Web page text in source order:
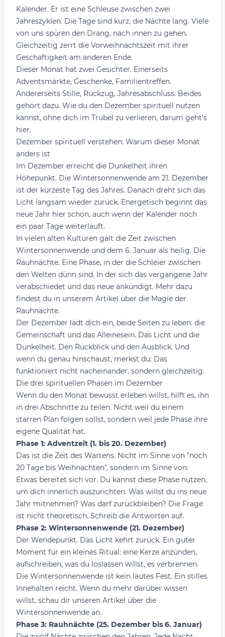
Kalender. Er ist eine Schleuse zwischen zwei
Jahreszyklen. Die Tage sind kurz, die Nächte lang. Viele
von uns spüren den Drang, nach innen zu gehen.
Gleichzeitig zerrt die Vorweihnachtszeit mit ihrer
Geschäftigkeit am anderen Ende.
Dieser Monat hat zwei Gesichter. Einerseits
Adventsmärkte, Geschenke, Familientreffen.
Andererseits Stille, Rückzug, Jahresabschluss. Beides
gehört dazu. Wie du den Dezember spirituell nutzen
kannst, ohne dich im Trubel zu verlieren, darum geht's
hier.
Dezember spirituell verstehen: Warum dieser Monat
anders ist
Im Dezember erreicht die Dunkelheit ihren
Höhepunkt. Die Wintersonnenwende am 21. Dezember
ist der kürzeste Tag des Jahres. Danach dreht sich das
Licht langsam wieder zurück. Energetisch beginnt das
neue Jahr hier schon, auch wenn der Kalender noch
ein paar Tage weiterläuft.
In vielen alten Kulturen galt die Zeit zwischen
Wintersonnenwende und dem 6. Januar als heilig. Die
Rauhnächte. Eine Phase, in der die Schleier zwischen
den Welten dünn sind. In der sich das vergangene Jahr
verabschiedet und das neue ankündigt. Mehr dazu
findest du in unserem Artikel über die Magie der
Rauhnächte.
Der Dezember lädt dich ein, beide Seiten zu leben: die
Gemeinschaft und das Alleinesein. Das Licht und die
Dunkelheit. Den Rückblick und den Ausblick. Und
wenn du genau hinschaust, merkst du: Das
funktioniert nicht nacheinander, sondern gleichzeitig.
Die drei spirituellen Phasen im Dezember
Wenn du den Monat bewusst erleben willst, hilft es, ihn
in drei Abschnitte zu teilen. Nicht weil du einem
starren Plan folgen sollst, sondern weil jede Phase ihre
eigene Qualität hat.
Phase 1: Adventzeit (1. bis 20. Dezember)
Das ist die Zeit des Wartens. Nicht im Sinne von "noch
20 Tage bis Weihnachten", sondern im Sinne von:
Etwas bereitet sich vor. Du kannst diese Phase nutzen,
um dich innerlich auszurichten. Was willst du ins neue
Jahr mitnehmen? Was darf zurückbleiben? Die Frage
ist nicht theoretisch. Schreib die Antworten auf.
Phase 2: Wintersonnenwende (21. Dezember)
Der Wendepunkt. Das Licht kehrt zurück. Ein guter
Moment für ein kleines Ritual: eine Kerze anzünden,
aufschreiben, was du loslassen willst, es verbrennen.
Die Wintersonnenwende ist kein lautes Fest. Ein stilles
Innehalten reicht. Wenn du mehr darüber wissen
willst, schau dir unseren Artikel über die
Wintersonnenwende an.
Phase 3: Rauhnächte (25. Dezember bis 6. Januar)